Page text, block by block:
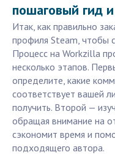
пошаговый гид
Итак, как правильно
профиля Steam, чтобы
Процесс на Workzilla
несколько этапов.
определите, какие
соответствует вашей
получить. Второй —
обращая внимание на
сэкономит время и
подходящего автора.